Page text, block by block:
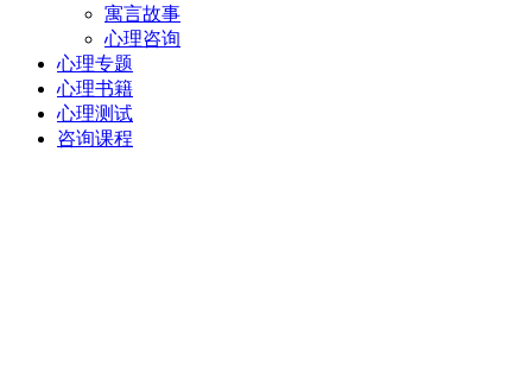
寓言故事
心理咨询
心理专题
心理书籍
心理测试
咨询课程